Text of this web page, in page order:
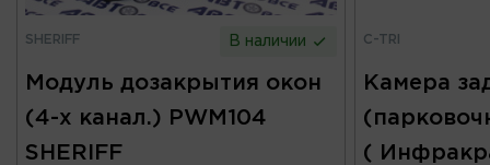
SHERIFF В наличии
Модуль дозакрытия окон
(4-х канал.) PWM104
SHERIFF
C-TRI
Камера
(